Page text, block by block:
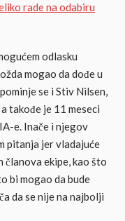
rade na odabiru
odlasku
mogao da dođe u
se i Stiv Nilsen,
takođe je 11 meseci
e. Inače i njegov
pitanja jer vladajuće
članova ekipe, kao što
bi mogao da bude
da se nije na najbolji